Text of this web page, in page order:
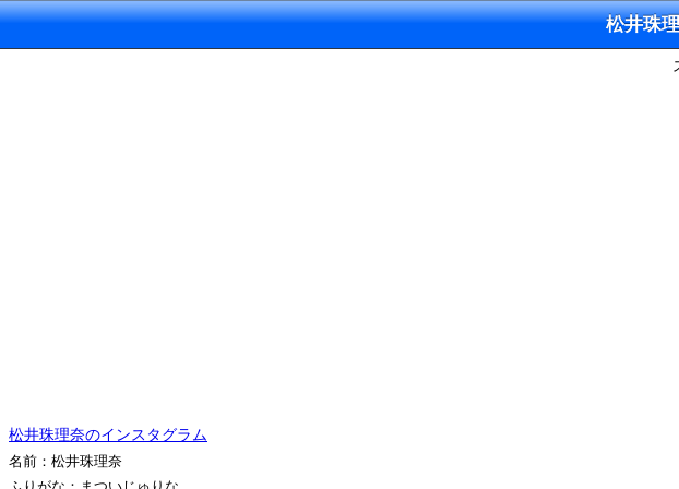
松井珠
松井珠理奈のインスタグラム
名前：松井珠理奈